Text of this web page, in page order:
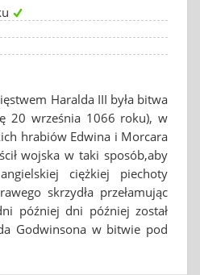
Haralda III była bitwa
20 września 1066 roku), w
hrabiów Edwina i Morcara
wojska w taki sposób,aby
ciężkiej piechoty
skrzydła przełamując
później dni później został
Godwinsona w bitwie pod